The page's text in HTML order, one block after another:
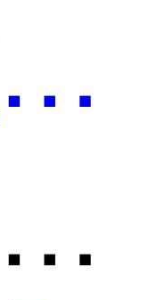
共有分类：区块链行业